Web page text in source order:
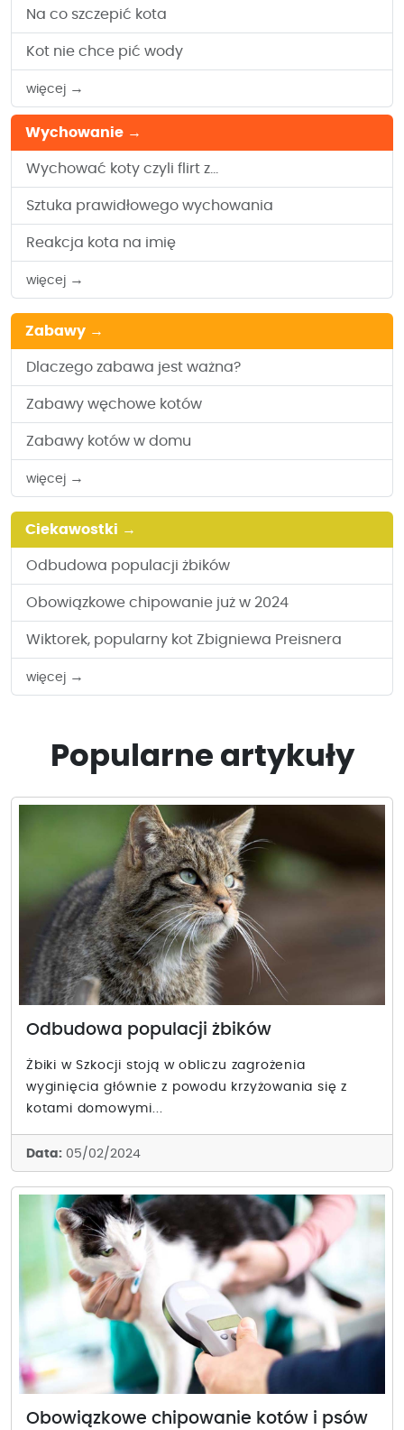
Na co szczepić kota
Kot nie chce pić wody
więcej →
Wychowanie →
Wychować koty czyli flirt z...
Sztuka prawidłowego wychowania
Reakcja kota na imię
więcej →
Zabawy →
Dlaczego zabawa jest ważna?
Zabawy węchowe kotów
Zabawy kotów w domu
więcej →
Ciekawostki →
Odbudowa populacji żbików
Obowiązkowe chipowanie już w 2024
Wiktorek, popularny kot Zbigniewa Preisnera
więcej →
Popularne artykuły
Odbudowa populacji żbików
Żbiki w Szkocji stoją w obliczu zagrożenia
wyginięcia głównie z powodu krzyżowania się z
kotami domowymi...
Data: 05/02/2024
Obowiązkowe chipowanie kotów i psów